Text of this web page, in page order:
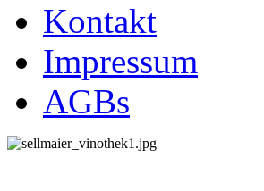
Kontakt
Impressum
AGBs